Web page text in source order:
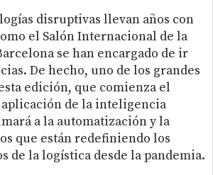
disruptivas llevan años con
el Salón Internacional de la
se han encargado de ir
De hecho, uno de los grandes
edición, que comienza el
de la inteligencia
a la automatización y la
que están redefiniendo los
de la logística desde la pandemia.